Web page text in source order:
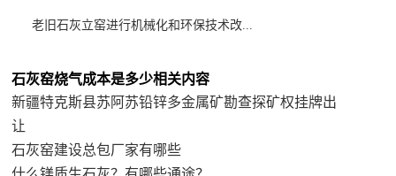
老旧石灰立窑进行机械化和环保技术改...
石灰窑烧气成本是多少相关内容
新疆特克斯县苏阿苏铅锌多金属矿勘查探矿权挂牌出
让
石灰窑建设总包厂家有哪些